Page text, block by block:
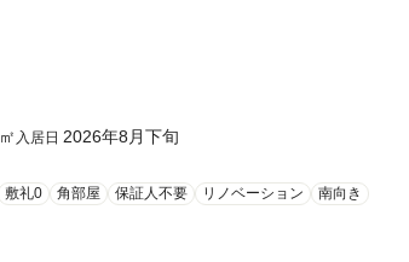
㎡ 入居日 2026年8月下旬
敷礼0 角部屋 保証人不要 リノベーション 南向き